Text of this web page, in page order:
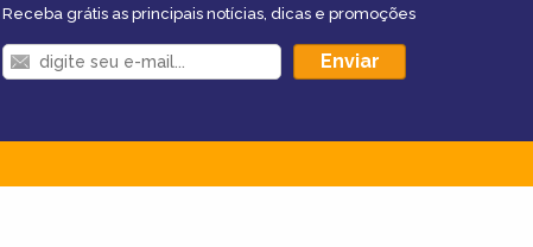
Receba grátis as principais notícias, dicas e promoções